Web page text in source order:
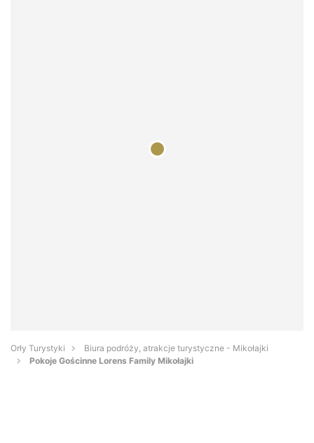
Orły Turystyki
Biura podróży, atrakcje turystyczne - Mikołajki
Pokoje Gościnne Lorens Family Mikołajki